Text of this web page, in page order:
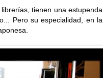
tienen una estupenda
Pero su especialidad, en la